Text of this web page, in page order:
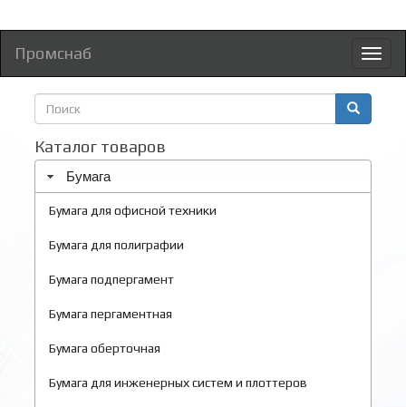
Промснаб
Форма
поиска
Каталог товаров
Бумага
Бумага для офисной техники
Бумага для полиграфии
Бумага подпергамент
Бумага пергаментная
Бумага оберточная
Бумага для инженерных систем и плоттеров